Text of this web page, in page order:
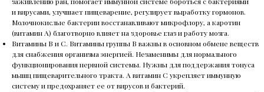
и вирусами, улучшает пищеварение, регулирует выработку гормонов.
Молочнокислые бактерии восстанавливают микрофлору, а каротин
(витамин А) благотворно влияет на здоровье глаз и работу мозга.
Витамины В и С. Витамины группы В важны в основном обмене веществ
для снабжения организма энергией. Незаменимы для нормального
функционирования нервной системы. Нужны для поддержания тонуса
мышц пищеварительного тракта. А витамин С укрепляет иммунную
систему и предохраняет ее от вирусов и бактерий.